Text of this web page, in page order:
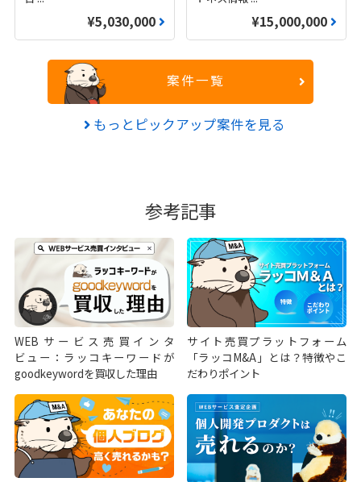
¥5,030,000 ¥15,000,000
案件一覧
もっとピックアップ案件を見る
参考記事
WEBサービス売買インタ
ビュー：ラッコキーワードが
goodkeywordを買収した理由
サイト売買プラットフォーム
「ラッコM&A」とは？特徴やこ
だわりポイント